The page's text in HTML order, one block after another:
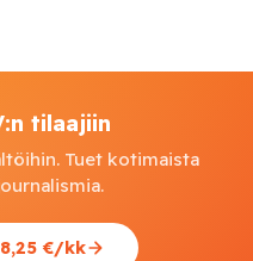
tilaajiin
Tuet kotimaista
€/kk